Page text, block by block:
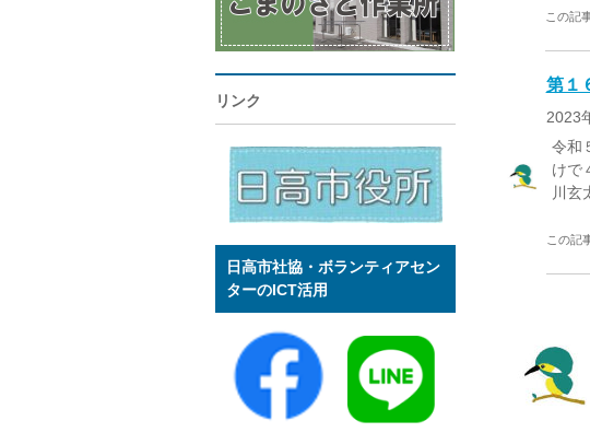
リンク
日高市社協・ボランティアセン
ターのICT活用
この記
第１
2023
令和
けで
川玄
この記